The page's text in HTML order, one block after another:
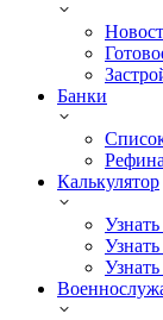
Банки
Калькулятор